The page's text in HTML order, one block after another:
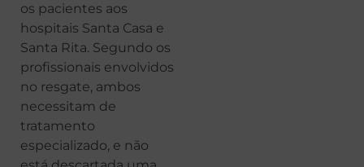
os pacientes aos
hospitais Santa Casa e
Santa Rita. Segundo os
profissionais envolvidos
no resgate, ambos
necessitam de
tratamento
especializado, e não